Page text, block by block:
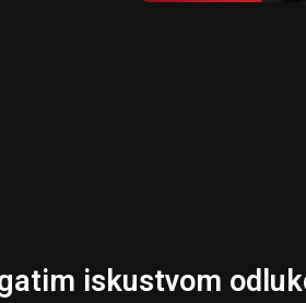
iskustvom